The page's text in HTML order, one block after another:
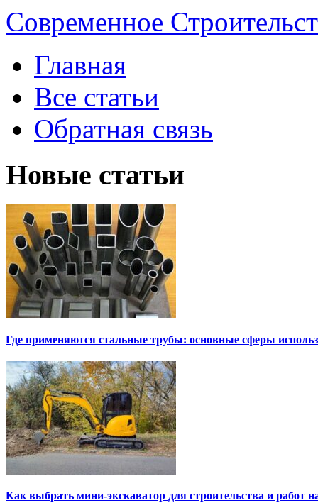
Современное
Главная
Все статьи
Обратная связь
Новые статьи
Где применяются стальные трубы: основные сферы
Как выбрать мини-экскаватор для строительства и работ